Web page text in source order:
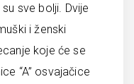
sve bolji. Dvije
i ženski
koje će se
“A” osvajačice